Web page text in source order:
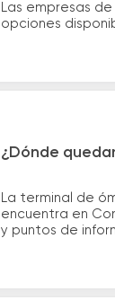
Las empresas
opciones
¿Dónde
La terminal de
encuentra en
y puntos de